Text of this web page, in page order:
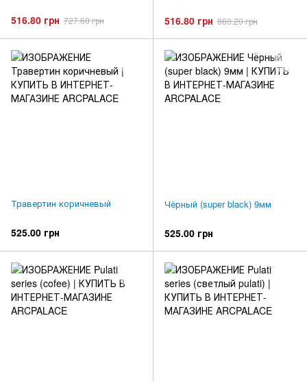
516.80 грн 727.60 грн 516.80 грн 860.20 грн
Травертин коричневый
525.00 грн
Чёрный (super black) 9мм
525.00 грн